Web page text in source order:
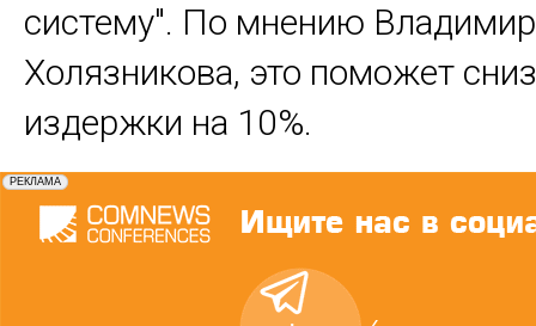
систему". По мнению
Холязникова, это поможет
издержки на 10%.